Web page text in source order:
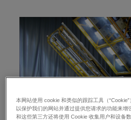
本网站使用 cookie 和类似的跟踪工具（
以保护我们的网站并通过提供您请求的功能来增
和这些第三方还将使用 Cookie 收集用户和设备